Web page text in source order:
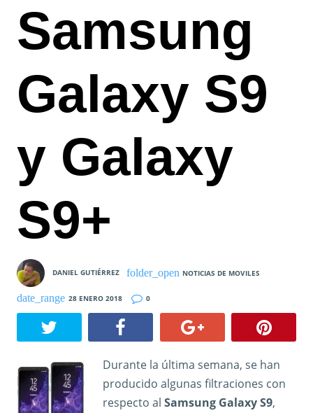
Samsung
Galaxy S9
y Galaxy
S9+
DANIEL GUTIÉRREZ NOTICIAS DE MOVILES
28 ENERO 2018 0
Durante la última semana, se han
producido algunas filtraciones con
respecto al Samsung Galaxy S9,